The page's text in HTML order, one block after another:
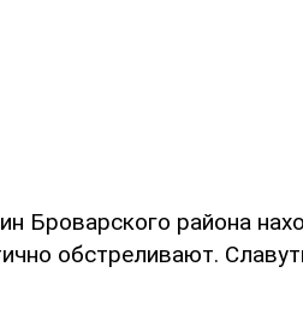
Броварского района
обстреливают.